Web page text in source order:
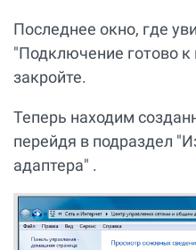
Последнее окно, где
"Подключение готово
закройте.
Теперь находим
перейдя в подраздел
адаптера" .